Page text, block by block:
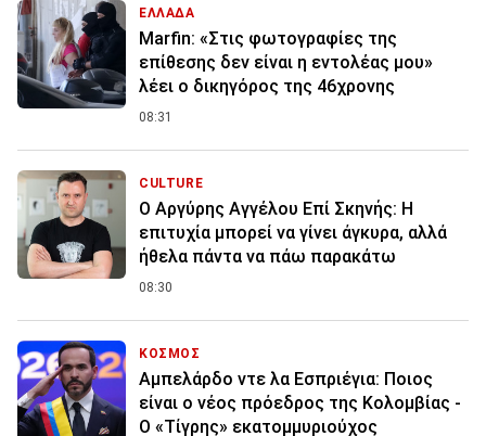
ΕΛΛΑΔΑ
Marfin: «Στις φωτογραφίες της
επίθεσης δεν είναι η εντολέας μου»
λέει ο δικηγόρος της 46χρονης
08:31
CULTURE
Ο Αργύρης Αγγέλου Επί Σκηνής: Η
επιτυχία μπορεί να γίνει άγκυρα, αλλά
ήθελα πάντα να πάω παρακάτω
08:30
ΚΟΣΜΟΣ
Αμπελάρδο ντε λα Εσπριέγια: Ποιος
είναι ο νέος πρόεδρος της Κολομβίας -
Ο «Τίγρης» εκατομμυριούχος